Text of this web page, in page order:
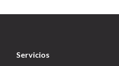
Servicios